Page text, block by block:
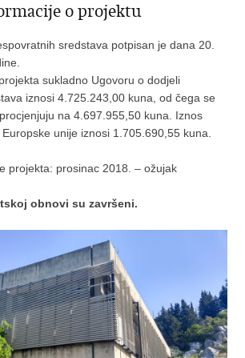
o projektu
sredstava potpisan je dana 20.
sukladno Ugovoru o dodjeli
iznosi 4.725.243,00 kuna, od čega se
na 4.697.955,50 kuna. Iznos
unije iznosi 1.705.690,55 kuna.
projekta: prosinac 2018. – ožujak
obnovi su završeni.